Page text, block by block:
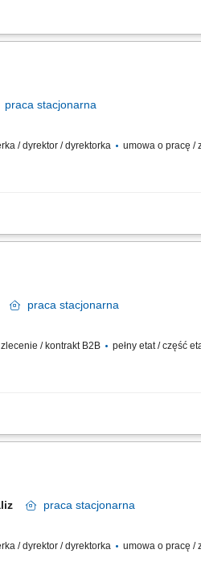
nad procesem leczenia pacjentów
praca stacjonarna
/ dyrektor / dyrektorka umowa o pracę /
nad procesem leczenia pacjentów
praca stacjonarna
/ kontrakt B2B pełny etat / część
stadiów przewlekłej choroby
praca stacjonarna
/ dyrektor / dyrektorka umowa o pracę /